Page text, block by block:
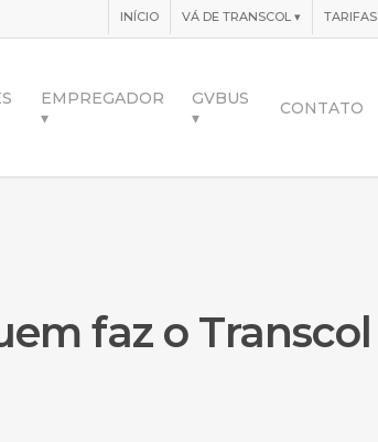
INÍCIO VÁ DE TRANSCOL ▾ TARIFAS
EMPREGADOR
▾
GVBUS
▾
CONTATO
faz o Transcol